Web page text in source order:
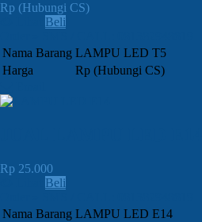
Rp (Hubungi CS)
Beli
Nama Barang LAMPU LED T5
Harga
Rp (Hubungi CS)
Rp 25.000
Beli
Nama Barang LAMPU LED E14